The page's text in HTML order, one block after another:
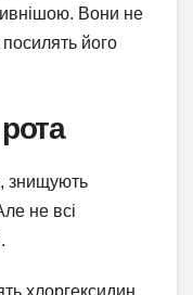
Вони не
його
знищують
не всі